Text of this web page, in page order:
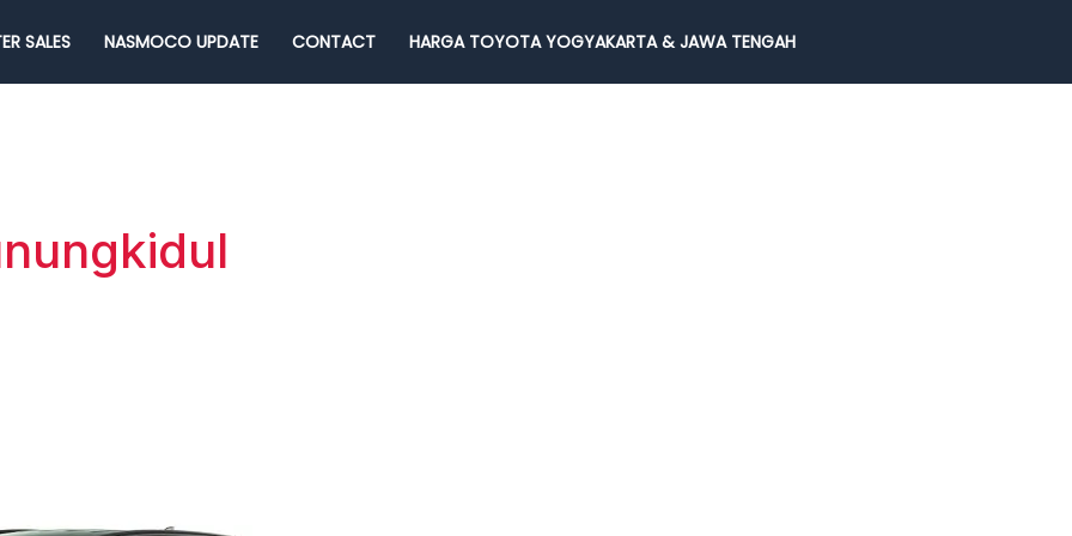
SALES NASMOCO UPDATE CONTACT HARGA TOYOTA YOGYAKARTA & JAWA TENGAH